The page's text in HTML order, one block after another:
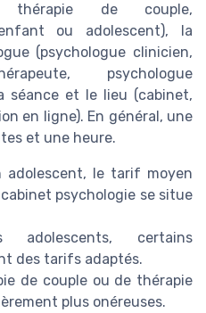
thérapie de couple,
ou adolescent), la
(psychologue clinicien,
psychologue
séance et le lieu (cabinet,
en ligne). En général, une
et une heure.
le tarif moyen
psychologie se situe
certains
des tarifs adaptés.
de couple ou de thérapie
plus onéreuses.